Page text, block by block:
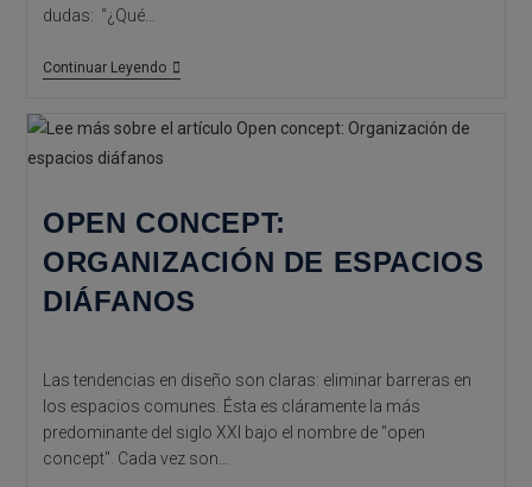
dudas: “¿Qué…
Continuar LeyendoSegunda
La
Necesitas
Saber
OPEN CONCEPT:
ORGANIZACIÓN DE ESPACIOS
DIÁFANOS
Las tendencias en diseño son claras: eliminar barreras en
los espacios comunes. Ésta es cláramente la más
predominante del siglo XXI bajo el nombre de "open
concept". Cada vez son…